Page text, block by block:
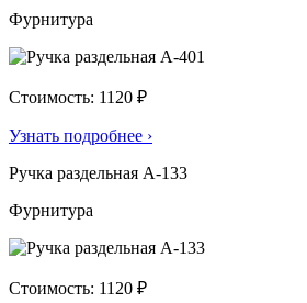
Фурнитура
Стоимость: 1120 ₽
Узнать подробнее ›
Ручка раздельная А-133
Фурнитура
Стоимость: 1120 ₽